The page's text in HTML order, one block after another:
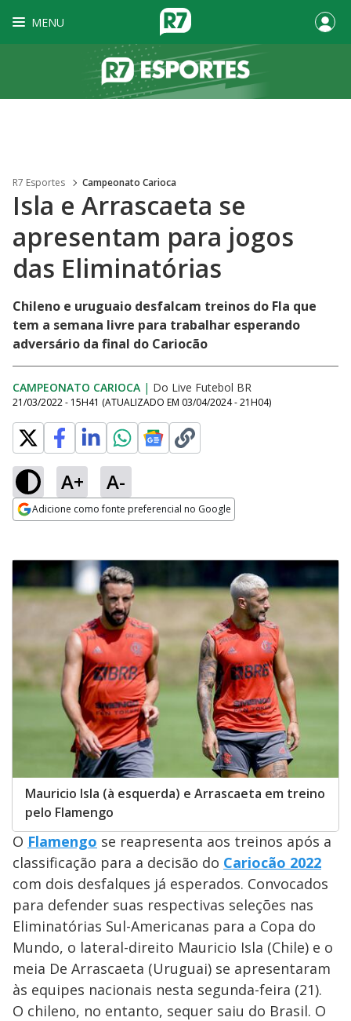
MENU
R7 Esportes Campeonato Carioca
Isla e Arrascaeta se
apresentam para jogos
das Eliminatórias
Chileno e uruguaio desfalcam treinos do Fla que
tem a semana livre para trabalhar esperando
adversário da final do Cariocão
CAMPEONATO CARIOCA | Do Live Futebol BR
21/03/2022 - 15H41 (ATUALIZADO EM 03/04/2024 - 21H04)
A+ A-
Adicione como fonte preferencial no Google
Mauricio Isla (à esquerda) e Arrascaeta em treino
pelo Flamengo
O Flamengo se reapresenta aos treinos após a
classificação para a decisão do Cariocão 2022
com dois desfalques já esperados. Convocados
para defender suas respectivas seleções nas
Eliminatórias Sul-Americanas para a Copa do
Mundo, o lateral-direito Mauricio Isla (Chile) e o
meia De Arrascaeta (Uruguai) se apresentaram
às equipes nacionais nesta segunda-feira (21).
O chileno, no entanto, sequer saiu do Brasil. O